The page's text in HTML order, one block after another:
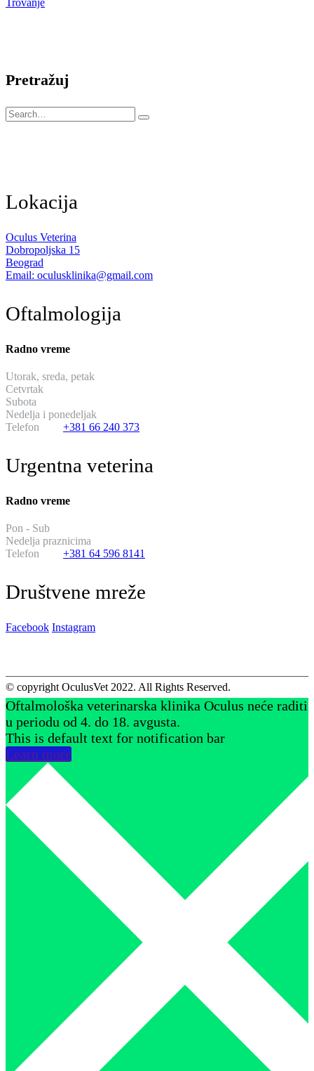
Trovanje
Pretražuj
Lokacija
Oculus Veterina
Dobropoljska 15
Beograd
Email: oculusklinika@gmail.com
Oftalmologija
Radno vreme
Utorak, sreda, petak
Cetvrtak
Subota
Nedelja i ponedeljak
Telefon
+381 66 240 373
Urgentna veterina
Radno vreme
Pon - Sub
Nedelja praznicima
Telefon
+381 64 596 8141
Društvene mreže
Facebook Instagram
© copyright OculusVet 2022. All Rights Reserved.
Oftalmološka veterinarska klinika Oculus neće raditi
u periodu od 4. do 18. avgusta.
This is default text for notification bar
Learn more